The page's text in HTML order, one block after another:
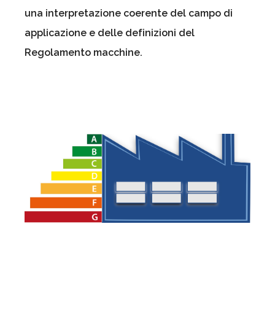
una interpretazione coerente del campo di
applicazione e delle definizioni del
Regolamento macchine.